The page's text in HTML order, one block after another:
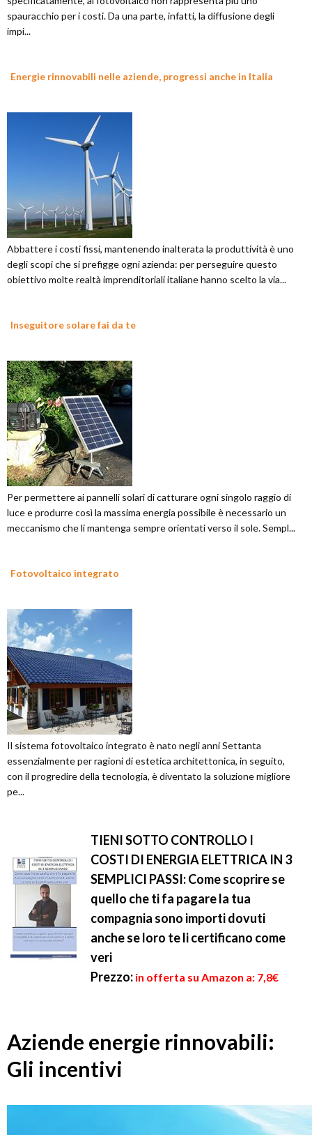
spauracchio per i costi. Da una parte, infatti, la diffusione degli
impi...
Energie rinnovabili nelle aziende, progressi anche in Italia
Abbattere i costi fissi, mantenendo inalterata la produttività è uno
degli scopi che si prefigge ogni azienda: per perseguire questo
obiettivo molte realtà imprenditoriali italiane hanno scelto la via...
Inseguitore solare fai da te
Per permettere ai pannelli solari di catturare ogni singolo raggio di
luce e produrre così la massima energia possibile è necessario un
meccanismo che li mantenga sempre orientati verso il sole. Sempl...
Fotovoltaico integrato
Il sistema fotovoltaico integrato è nato negli anni Settanta
essenzialmente per ragioni di estetica architettonica, in seguito,
con il progredire della tecnologia, è diventato la soluzione migliore
pe...
TIENI SOTTO CONTROLLO I
COSTI DI ENERGIA ELETTRICA IN 3
SEMPLICI PASSI: Come scoprire se
quello che ti fa pagare la tua
compagnia sono importi dovuti
anche se loro te li certificano come
veri
Prezzo: in offerta su Amazon a: 7,8€
Aziende energie rinnovabili:
Gli incentivi